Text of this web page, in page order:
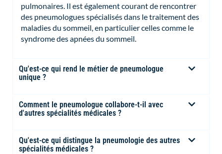
pulmonaires. Il est également courant de rencontrer
des pneumologues spécialisés dans le traitement des
maladies du sommeil, en particulier celles comme le
syndrome des apnées du sommeil.
Qu'est-ce qui rend le métier de pneumologue
unique ?
Comment le pneumologue collabore-t-il avec
d'autres spécialités médicales ?
Qu'est-ce qui distingue la pneumologie des autres
spécialités médicales ?